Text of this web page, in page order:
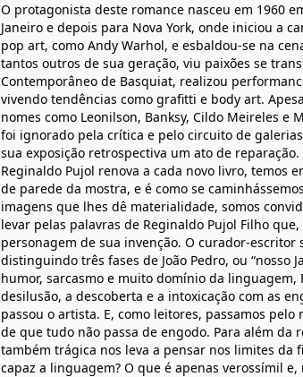
O protagonista deste romance nasceu em 1960
Janeiro e depois para Nova York, onde iniciou a
pop art, como Andy Warhol, e esbaldou-se na
tantos outros de sua geração, viu paixões se
Contemporâneo de Basquiat, realizou
vivendo tendências como grafitti e body art.
nomes como Leonilson, Banksy, Cildo Meireles e
foi ignorado pela crítica e pelo circuito de
sua exposição retrospectiva um ato de
Reginaldo Pujol renova a cada novo livro, temos
de parede da mostra, e é como se
imagens que lhes dê materialidade, somos
levar pelas palavras de Reginaldo Pujol Filho
personagem de sua invenção. O curador-
distinguindo três fases de João Pedro, ou “nosso
humor, sarcasmo e muito domínio da linguagem,
desilusão, a descoberta e a intoxicação com as
passou o artista. E, como leitores, passamos
de que tudo não passa de engodo. Para além da
também trágica nos leva a pensar nos limites da
capaz a linguagem? O que é apenas verossímil